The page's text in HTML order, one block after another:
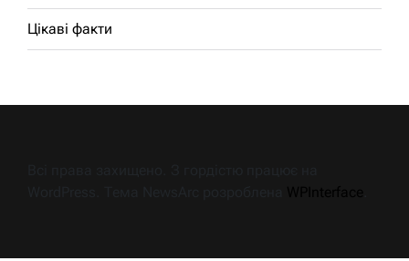
Цікаві факти